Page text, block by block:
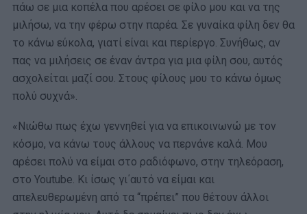
πάω σε μια κοπέλα που αρέσει σε φίλο μου και να της
μιλήσω, να την φέρω στην παρέα. Σε γυναίκα φίλη δεν θα
το κάνω εύκολα, γιατί είναι και περίεργο. Συνήθως, αν
πας να μιλήσεις σε έναν άντρα για μια φίλη σου, αυτός
ασχολείται μαζί σου. Στους φίλους μου το κάνω όμως
πολύ συχνά».
«Νιώθω πως έχω γεννηθεί για να επικοινωνώ με τον
κόσμο, να κάνω τους άλλους να περνάνε καλά. Μου
αρέσει πολύ να είμαι στο ραδιόφωνο, στην τηλεόραση,
στο Youtube. Κι ίσως γι΄αυτό να είμαι και
απελευθερωμένη από τα “πρέπει” που θέτουν άλλοι